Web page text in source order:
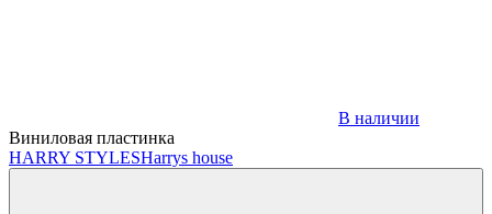
В наличии
Виниловая пластинка
HARRY STYLESHarrys house